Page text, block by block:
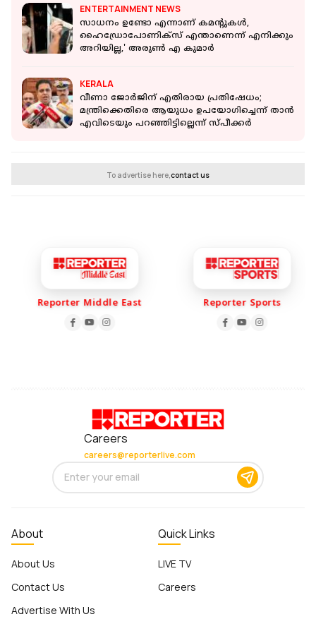
ENTERTAINMENT NEWS
സാധനം ഉണ്ടോ എന്നാണ് കമന്റുകൾ,
ഹൈഡ്രോപോണിക്സ് എന്താണെന്ന് എനിക്കും
അറിയില്ല,' അരുൺ എ കുമാർ
KERALA
വീണാ ജോർജിന് എതിരായ പ്രതിഷേധം;
മന്ത്രിക്കെതിരെ ആയുധം ഉപയോഗിച്ചെന്ന് താൻ
എവിടെയും പറഞ്ഞിട്ടില്ലെന്ന് സ്പീക്കർ
To advertise here,contact us
Reporter Middle East Reporter Sports
Careers
careers@reporterlive.com
About
About Us
Contact Us
Advertise With Us
Quick Links
LIVE TV
Careers